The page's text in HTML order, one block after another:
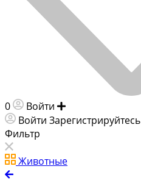
0 Войти
Войти Зарегистрируйтесь
Фильтр
Животные